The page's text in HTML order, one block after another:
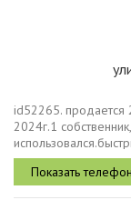
id52265. продается
2024г.1
площадь квартиры
15 кв.м.в квартире